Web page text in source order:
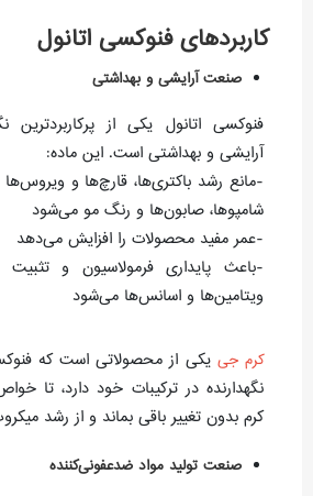
کاربردهای فنوکسی اتانول
صنعت آرایشی و بهداشتی
فنوکسی اتانول یکی از پرکاربردترین
آرایشی و بهداشتی است. این ماده:
-مانع رشد باکتری‌ها، قارچ‌ها و ویروس‌ها
شامپوها، صابون‌ها و رنگ مو می‌شود
-عمر مفید محصولات را افزایش می‌دهد
-باعث پایداری فرمولاسیون و
ویتامین‌ها و اسانس‌ها می‌شود
کرم جی یکی از محصولاتی است که
نگهدارنده در ترکیبات خود دارد، تا
کرم بدون تغییر باقی بماند و از رشد
صنعت تولید مواد ضدعفونی‌کننده